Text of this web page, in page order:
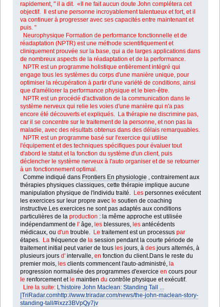
rapidement, " il a dit. «Il ne fait aucun doute John complétera cet
objectif. Il est une personne incroyablement talentueux et fort, et il
va continuer à progresser avec ses capacités entre maintenant et
puis. "
Neurophysique Formation de performance fonctionnelle et de
réadaptation (NPTR) est une méthode scientifiquement et
cliniquement prouvée sur la base, qui a de larges applications dans
de nombreux aspects de la réadaptation et de la performance.
NPTR est un programme holistique entièrement intégré qui
engage tous les systèmes du corps d'une manière unique, pour
optimiser la récupération à partir d'une variété de conditions, ainsi
que d'améliorer la performance physique et le bien-être.
NPTR est un procédé d'activation de la communication dans le
système nerveux qui relie les voies d'une manière qui n'a pas
encore été découverts et expliqués. La thérapie ne discrimine pas,
car il se concentre sur le traitement de la personne, et non pas la
maladie, avec des résultats obtenus dans des délais remarquables.
NPTR est un programme basé sur l'exercice qui utilise
l'équipement et des techniques spécifiques pour évaluer tout
d'abord le statut et la fonction du système d'un client, puis
déclencher le système nerveux à l'auto organiser et de se retourner
à un fonctionnement optimal.
Comme indiqué dans Frontiers En physiologie , contrairement aux
thérapies physiques classiques, cette thérapie implique aucune
manipulation physique de l'individu traité.Les personnes exécutent
les exercices sur leur propre avecle soutien de coaching
instructive.Les exercices ne sont pas adaptés aux conditions
particulières de laproduction : la même approche est utilisée
indépendamment de l' âge,les blessures,les antécédents
médicaux, ou d'un trouble.Le traitement est un processuspar
étapes.La fréquence de la session pendant la courte période de
traitement initial peut varier de tousles jours, àdes jours alternés, à
plusieurs joursd' intervalle,en fonction du client.Dans le reste du
premier mois,les clients commencent l'auto-administré,la
progression normalisée des programmes d'exercice en cours pour
le renforcement etle maintien du contrôle physique et exécutif.
Lire la suite: L'histoire John Maclean: Standing Tall ...
|TriRadar.comhttp://www.triradar.com/news/the-john-maclean-story-
standing-tall/#ixzz3BVpQy7jv